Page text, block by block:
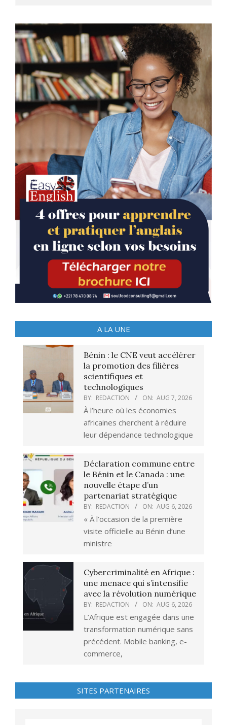
A LA UNE
Bénin : le CNE veut accélérer
la promotion des filières
scientifiques et
technologiques
BY: REDACTION ON: AUG 7, 2026
À l’heure où les économies
africaines cherchent à réduire
leur dépendance technologique
Déclaration commune entre
le Bénin et le Canada : une
nouvelle étape d’un
partenariat stratégique
BY: REDACTION ON: AUG 6, 2026
« À l’occasion de la première
visite officielle au Bénin d’une
ministre
Cybercriminalité en Afrique :
une menace qui s’intensifie
avec la révolution numérique
BY: REDACTION ON: AUG 6, 2026
L’Afrique est engagée dans une
transformation numérique sans
précédent. Mobile banking, e-
commerce,
SITES PARTENAIRES